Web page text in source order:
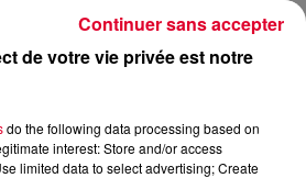
PETE THE MONKEY
12h33 par Sophie DIAS
de votre vie privée est notre
do the following data processing based on
interest: Store and/or access
limited data to select advertising; Create
Continuer sans accepter